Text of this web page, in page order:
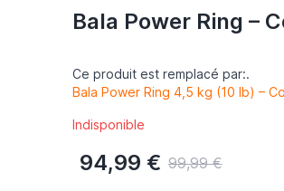
Bala Power Ring –
Ce produit est remplacé par:.
Bala Power Ring 4,5 kg (10 lb) –
Indisponible
94,99 € 99,99 €